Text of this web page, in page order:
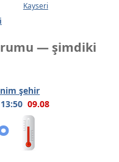
Kayseri
— şimdiki
şehir
13:50 09.08